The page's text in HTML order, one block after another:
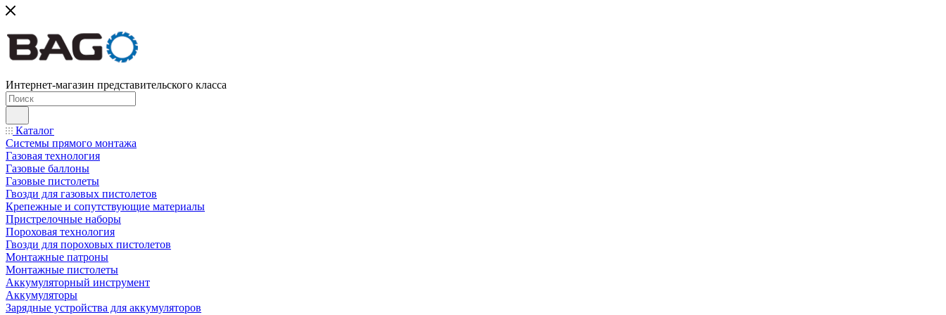
Интернет-магазин представительского класса
Каталог
Системы прямого монтажа
Газовая технология
Газовые баллоны
Газовые пистолеты
Гвозди для газовых пистолетов
Крепежные и сопутствующие материалы
Пристрелочные наборы
Пороховая технология
Гвозди для пороховых пистолетов
Монтажные патроны
Монтажные пистолеты
Аккумуляторный инструмент
Аккумуляторы
Зарядные устройства для аккумуляторов